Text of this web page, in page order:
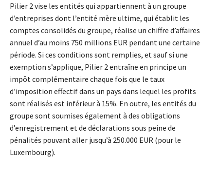
Pilier 2 vise les entités qui appartiennent à un groupe
d’entreprises dont l’entité mère ultime, qui établit les
comptes consolidés du groupe, réalise un chiffre d’affaires
annuel d’au moins 750 millions EUR pendant une certaine
période. Si ces conditions sont remplies, et sauf si une
exemption s’applique, Pilier 2 entraîne en principe un
impôt complémentaire chaque fois que le taux
d’imposition effectif dans un pays dans lequel les profits
sont réalisés est inférieur à 15%. En outre, les entités du
groupe sont soumises également à des obligations
d’enregistrement et de déclarations sous peine de
pénalités pouvant aller jusqu’à 250.000 EUR (pour le
Luxembourg).